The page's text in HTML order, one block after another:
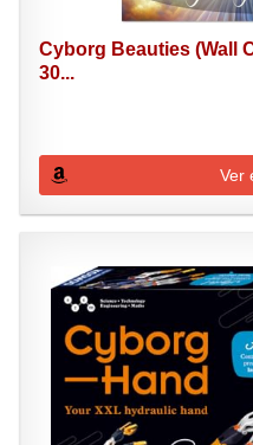
Cyborg Beauties (Wall
30...
Ver